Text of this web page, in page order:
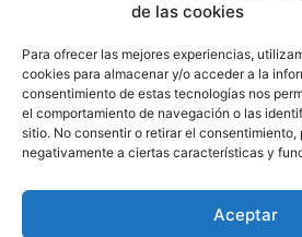
de las cookies
Para ofrecer las mejores experiencias,
cookies para almacenar y/o acceder a la
consentimiento de estas tecnologías nos
el comportamiento de navegación o las
sitio. No consentir o retirar el consentimiento,
negativamente a ciertas características y
Aceptar
CONTACTA CON NOSOTROS